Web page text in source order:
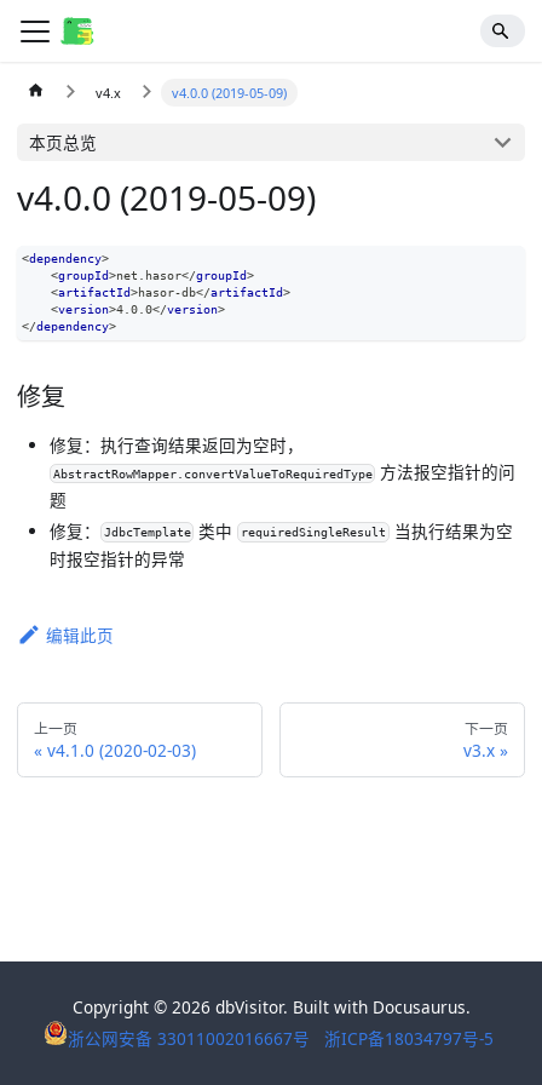
v4.x v4.0.0 (2019-05-09)
本页总览
v4.0.0 (2019-05-09)
<dependency>
<groupId>net.hasor</groupId>
<artifactId>hasor-db</artifactId>
<version>4.0.0</version>
</dependency>
修复
修复：执行查询结果返回为空时，
AbstractRowMapper.convertValueToRequiredType
方法报空指针的问
题
修复：
JdbcTemplate 类中 requiredSingleResult 当执行结果为空
时报空指针的异常
编辑此页
上一页
v4.1.0 (2020-02-03)
下一页
v3.x
Copyright © 2026 dbVisitor. Built with Docusaurus.
浙公网安备 33011002016667号
浙ICP备18034797号-5